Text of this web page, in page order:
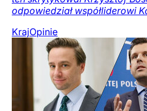
odpowiedział współliderowi
KrajOpinie